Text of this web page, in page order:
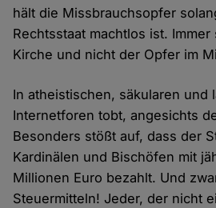
hält die Missbrauchsopfer
Rechtsstaat machtlos ist.
Kirche und nicht der Opfer im
In atheistischen, säkularen und
Internetforen tobt, angesichts
Besonders stößt auf, dass der
Kardinälen und Bischöfen mit
Millionen Euro bezahlt. Und
Steuermitteln! Jeder, der nicht